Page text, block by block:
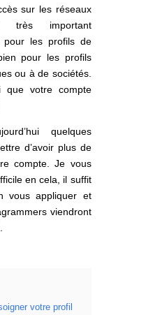
les réseaux
très important
pour les profils de
pour les profils
ou à de sociétés.
que votre compte
quelques
d’avoir plus de
compte. Je vous
en cela, il suffit
vous appliquer et
viendront
votre profil